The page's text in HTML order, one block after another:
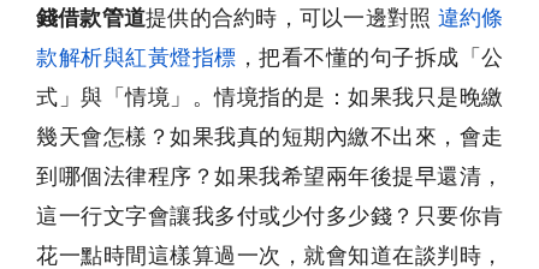
錢借款管道提供的合約時，可以一邊對照 違約條
款解析與紅黃燈指標 ，把看不懂的句子拆成「公
式」與「情境」。情境指的是：如果我只是晚繳
幾天會怎樣？如果我真的短期內繳不出來，會走
到哪個法律程序？如果我希望兩年後提早還清，
這一行文字會讓我多付或少付多少錢？只要你肯
花一點時間這樣算過一次，就會知道在談判時，